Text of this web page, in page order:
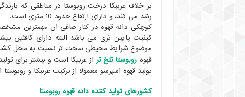
بر خلاف عربیکا درخت روبوستا در مناطقی که
رشد می کند، و دارای ارتفاع حدود 10 متری است.
کوچکی دانه قهوه در کنار صافی ان مهمترین
کیفیت پایین تری می باشد البته دارای کافئین
موضوع شرایط محیطی سخت تر نسبت به محل
قهوه روبوستا تلخ تر از عربیکا است و بیشتر برای
تولید قهوه اسپرسو معمولا از ترکیب عربیکا و
کشورهای تولید کننده دانه قهوه روبوستا